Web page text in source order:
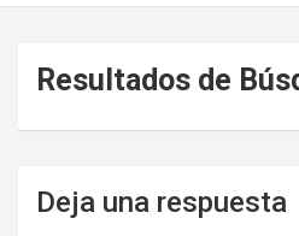
Resultados de
Deja una respuesta